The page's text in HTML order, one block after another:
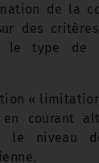
de la
des
le type de
«
courant
le niveau